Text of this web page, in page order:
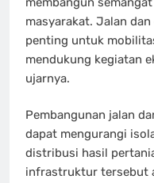
masyarakat. Jalan
penting untuk
mendukung kegiatan
ujarnya.
Pembangunan jalan
dapat mengurangi
distribusi hasil
infrastruktur tersebut